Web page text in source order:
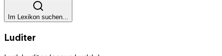
Im Lexikon suchen...
Luditer